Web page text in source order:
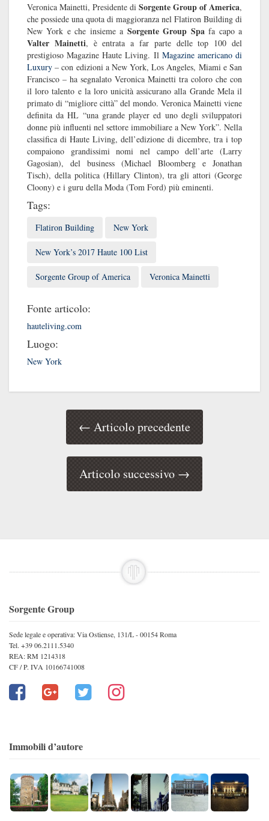
Veronica Mainetti, Presidente di Sorgente Group of America,
che possiede una quota di maggioranza nel Flatiron Building di
New York e che insieme a Sorgente Group Spafa capo a
Valter Mainetti, è entrata a far parte delle top 100 del
prestigioso Magazine Haute Living. Il Magazine americano di
Luxury– con edizioni a New York, Los Angeles, Miami e San
Francisco – ha segnalato Veronica Mainetti tra coloro che con
il loro talento e la loro unicità assicurano alla Grande Mela il
primato di “migliore città” del mondo. Veronica Mainetti viene
definita da HL “una grande player ed uno degli sviluppatori
donne più influenti nel settore immobiliare a New York”. Nella
classifica di Haute Living, dell’edizione di dicembre, tra i top
compaiono grandissimi nomi nel campo dell’arte (Larry
Gagosian), del business (Michael Bloomberg e Jonathan
Tisch), della politica (Hillary Clinton), tra gli attori (George
Cloony) e i guru della Moda (Tom Ford) più eminenti.
Tags:
Flatiron Building New York
New York’s 2017 Haute 100 List
Sorgente Group of America Veronica Mainetti
Fonte articolo:
hauteliving.com
Luogo:
New York
← Articolo precedente
Articolo successivo →
Sorgente Group
Sede legale e operativa: Via Ostiense, 131/L - 00154 Roma
Tel. +39 06.2111.5340
REA: RM 1214318
CF / P. IVA 10166741008
Immobili d’autore